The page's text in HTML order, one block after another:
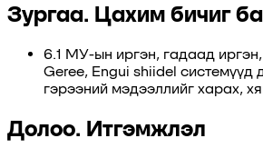
Зургаа. Цахим бичиг
6.1 МУ-ын иргэн, гадаад иргэн,
Geree, Engui shiidel системүүд
гэрээний мэдээллийг харах,
Долоо. Итгэмжлэл